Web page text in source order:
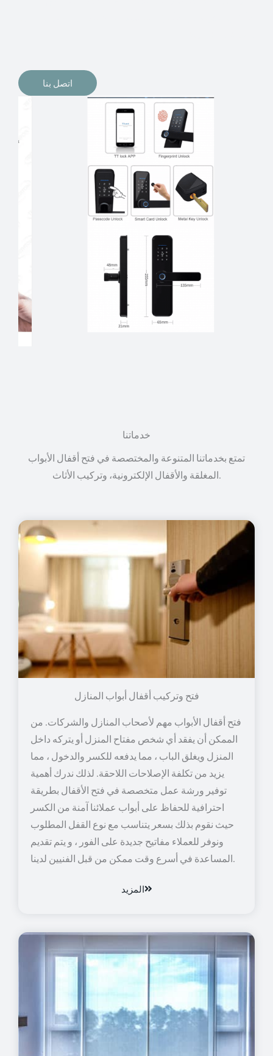
اتصل بنا
خدماتنا
تمتع بخدماتنا المتنوعة والمختصصة في فتح أقفال الأبواب
فتح وتركيب أقفال أبواب المنازل
فتح أقفال الأبواب مهم لأصحاب المنازل والشركات. من
الممكن أن يفقد أي شخص مفتاح المنزل أو يتركه داخل
المنزل ويغلق الباب ، مما يدفعه للكسر والدخول ، مما
يزيد من تكلفة الإصلاحات اللاحقة. لذلك ندرك أهمية
توفير ورشة عمل متخصصة في فتح الأقفال بطريقة
احترافية للحفاظ على أبواب عملائنا آمنة من الكسر
حيث نقوم بذلك بسعر يتناسب مع نوع القفل المطلوب
ونوفر للعملاء مفاتيح جديدة على الفور ، و يتم تقديم
المساعدة في أسرع وقت ممكن من قبل الفنيين لدينا.
المزيد